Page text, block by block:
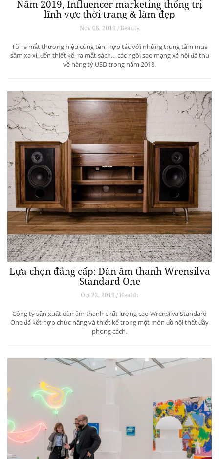
Năm 2019, Influencer marketing thống trị
lĩnh vực thời trang & làm đẹp
Nov 08, 2019 / Beauty
Từ ra mắt thương hiệu cùng tên, hợp tác với những trung tâm mua
sắm xa xỉ, đến thiết kế, ra mắt sách… các ngôi sao mạng xã hội đã thu
về hàng tỷ USD trong năm 2018.
Lựa chọn đẳng cấp: Dàn âm thanh Wrensilva
Standard One
Oct 22, 2019 / Health
Công ty sản xuất dàn âm thanh chất lượng cao Wrensilva Standard
One đã kết hợp chức năng và thiết kế trong một món đồ nội thất đầy
phong cách.